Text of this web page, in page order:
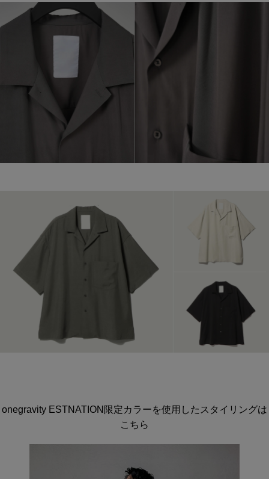
onegravity ESTNATION限定カラーを使用したスタイリングは
こちら